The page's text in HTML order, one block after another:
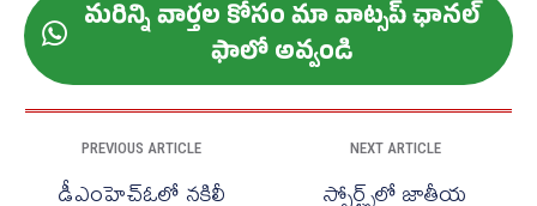
మ‌రిన్ని వార్త‌ల కోసం మా వాట్స‌ప్ ఛాన‌ల్
ఫాలో అవ్వండి
PREVIOUS ARTICLE
డీఎంహెచ్ఓలో నకిలీ
NEXT ARTICLE
స్పోర్ట్స్‌లో జాతీయ